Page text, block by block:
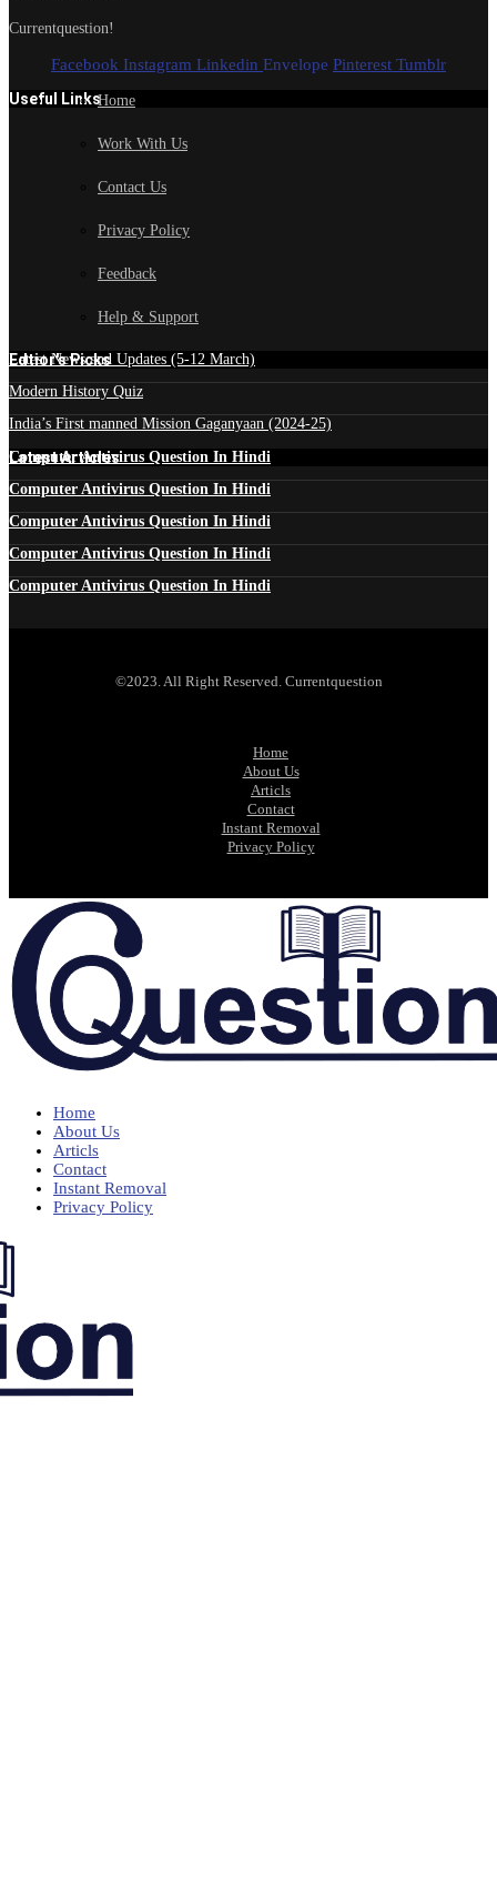
Currentquestion!
Facebook Instagram Linkedin Envelope Pinterest Tumblr
Useful LinksHome
Work With Us
Contact Us
Privacy Policy
Feedback
Help & Support
Edtior's Picks
Latest News and Updates (5-12 March)
Modern History Quiz
India’s First manned Mission Gaganyaan (2024-25)
Latest Articles
Computer Antivirus Question In Hindi
Computer Antivirus Question In Hindi
Computer Antivirus Question In Hindi
Computer Antivirus Question In Hindi
Computer Antivirus Question In Hindi
©2023. All Right Reserved. Currentquestion
Home
About Us
Articls
Contact
Instant Removal
Privacy Policy
Home
About Us
Articls
Contact
Instant Removal
Privacy Policy